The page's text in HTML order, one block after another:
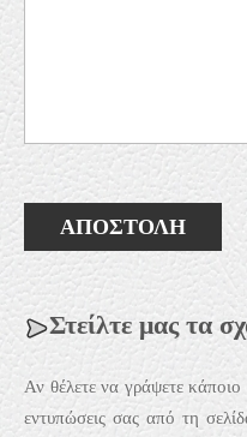
Στείλτε μας τα
Αν θέλετε να γράψετε κάποιο
εντυπώσεις σας από τη